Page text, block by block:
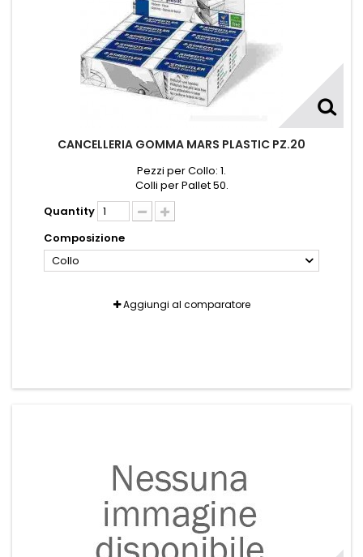
CANCELLERIA GOMMA MARS PLASTIC PZ.20
Pezzi per Collo: 1.
Colli per Pallet 50.
Quantity
Composizione
Collo
Aggiungi al comparatore